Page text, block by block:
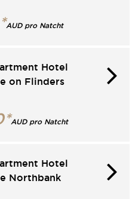
AUD pro Natcht
Hotel
on Flinders
AUD pro Natcht
Hotel
Northbank